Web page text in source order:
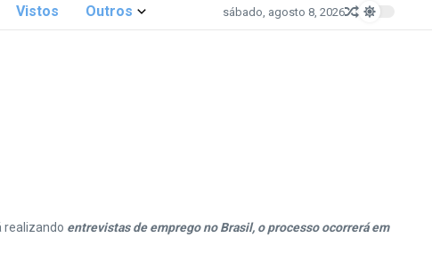
Vistos Outros sábado, agosto 8, 2026
realizando entrevistas de emprego no Brasil, o processo ocorrerá em